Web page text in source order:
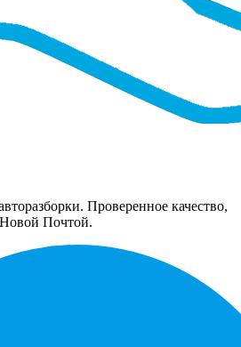
Проверенное качество,
Почтой.